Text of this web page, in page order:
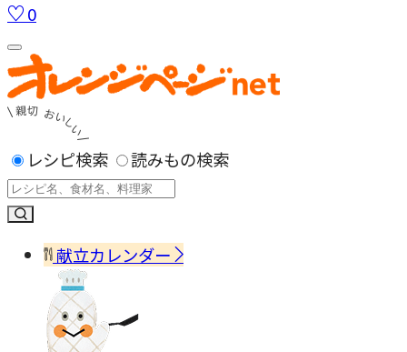
0
レシピ検索 読みもの検索
献立カレンダー